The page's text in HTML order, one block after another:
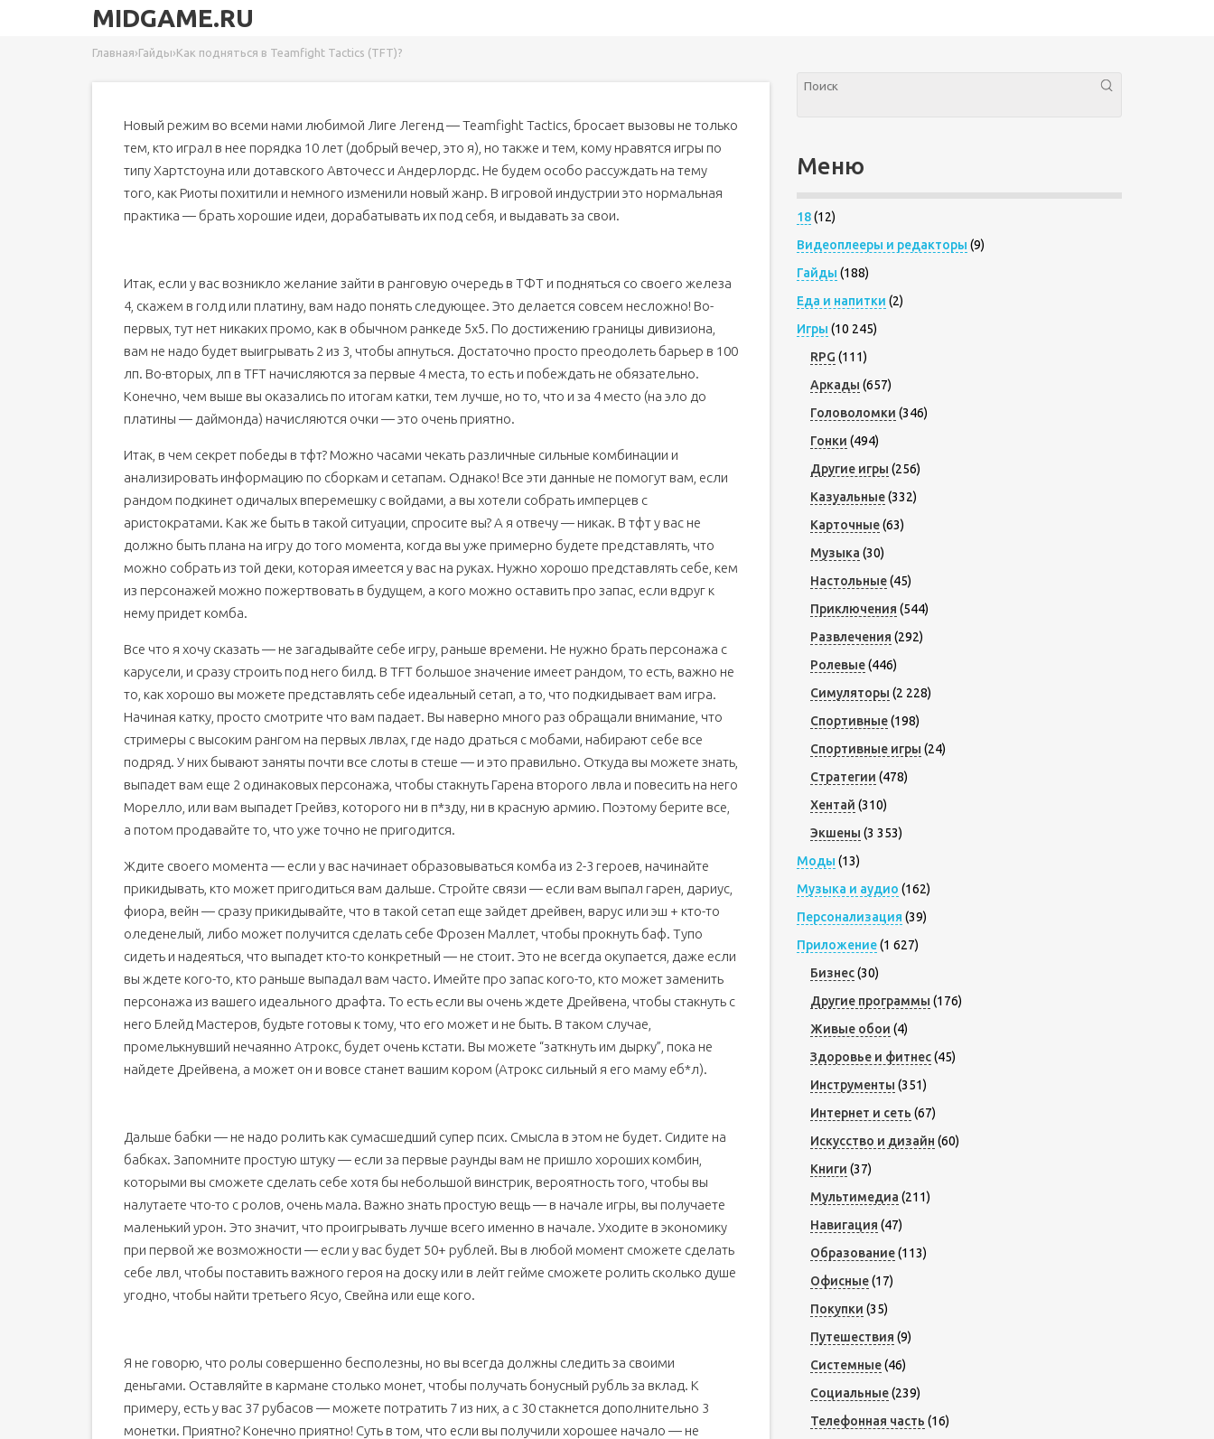
MIDGAME.RU
Главная›Гайды›Как подняться в Teamfight Tactics (TFT)?
Новый режим во всеми нами любимой Лиге Легенд — Teamfight Tactics, бросает вызовы не только
тем, кто играл в нее порядка 10 лет (добрый вечер, это я), но также и тем, кому нравятся игры по
типу Хартстоуна или дотавского Авточесс и Андерлордс. Не будем особо рассуждать на тему
того, как Риоты похитили и немного изменили новый жанр. В игровой индустрии это нормальная
практика — брать хорошие идеи, дорабатывать их под себя, и выдавать за свои.
Итак, если у вас возникло желание зайти в ранговую очередь в ТФТ и подняться со своего железа
4, скажем в голд или платину, вам надо понять следующее. Это делается совсем несложно! Во-
первых, тут нет никаких промо, как в обычном ранкеде 5х5. По достижению границы дивизиона,
вам не надо будет выигрывать 2 из 3, чтобы апнуться. Достаточно просто преодолеть барьер в 100
лп. Во-вторых, лп в TFT начисляются за первые 4 места, то есть и побеждать не обязательно.
Конечно, чем выше вы оказались по итогам катки, тем лучше, но то, что и за 4 место (на эло до
платины — даймонда) начисляются очки — это очень приятно.
Итак, в чем секрет победы в тфт? Можно часами чекать различные сильные комбинации и
анализировать информацию по сборкам и сетапам. Однако! Все эти данные не помогут вам, если
рандом подкинет одичалых вперемешку с войдами, а вы хотели собрать имперцев с
аристократами. Как же быть в такой ситуации, спросите вы? А я отвечу — никак. В тфт у вас не
должно быть плана на игру до того момента, когда вы уже примерно будете представлять, что
можно собрать из той деки, которая имеется у вас на руках. Нужно хорошо представлять себе, кем
из персонажей можно пожертвовать в будущем, а кого можно оставить про запас, если вдруг к
нему придет комба.
Все что я хочу сказать — не загадывайте себе игру, раньше времени. Не нужно брать персонажа с
карусели, и сразу строить под него билд. В TFT большое значение имеет рандом, то есть, важно не
то, как хорошо вы можете представлять себе идеальный сетап, а то, что подкидывает вам игра.
Начиная катку, просто смотрите что вам падает. Вы наверно много раз обращали внимание, что
стримеры с высоким рангом на первых лвлах, где надо драться с мобами, набирают себе все
подряд. У них бывают заняты почти все слоты в стеше — и это правильно. Откуда вы можете знать,
выпадет вам еще 2 одинаковых персонажа, чтобы стакнуть Гарена второго лвла и повесить на него
Морелло, или вам выпадет Грейвз, которого ни в п*зду, ни в красную армию. Поэтому берите все,
а потом продавайте то, что уже точно не пригодится.
Ждите своего момента — если у вас начинает образовываться комба из 2-3 героев, начинайте
прикидывать, кто может пригодиться вам дальше. Стройте связи — если вам выпал гарен, дариус,
фиора, вейн — сразу прикидывайте, что в такой сетап еще зайдет дрейвен, варус или эш + кто-то
оледенелый, либо может получится сделать себе Фрозен Маллет, чтобы прокнуть баф. Тупо
сидеть и надеяться, что выпадет кто-то конкретный — не стоит. Это не всегда окупается, даже если
вы ждете кого-то, кто раньше выпадал вам часто. Имейте про запас кого-то, кто может заменить
персонажа из вашего идеального драфта. То есть если вы очень ждете Дрейвена, чтобы стакнуть с
него Блейд Мастеров, будьте готовы к тому, что его может и не быть. В таком случае,
промелькнувший нечаянно Атрокс, будет очень кстати. Вы можете “заткнуть им дырку”, пока не
найдете Дрейвена, а может он и вовсе станет вашим кором (Атрокс сильный я его маму еб*л).
Дальше бабки — не надо ролить как сумасшедший супер псих. Смысла в этом не будет. Сидите на
бабках. Запомните простую штуку — если за первые раунды вам не пришло хороших комбин,
которыми вы сможете сделать себе хотя бы небольшой винстрик, вероятность того, чтобы вы
налутаете что-то с ролов, очень мала. Важно знать простую вещь — в начале игры, вы получаете
маленький урон. Это значит, что проигрывать лучше всего именно в начале. Уходите в экономику
при первой же возможности — если у вас будет 50+ рублей. Вы в любой момент сможете сделать
себе лвл, чтобы поставить важного героя на доску или в лейт гейме сможете ролить сколько душе
угодно, чтобы найти третьего Ясуо, Свейна или еще кого.
Я не говорю, что ролы совершенно бесполезны, но вы всегда должны следить за своими
деньгами. Оставляйте в кармане столько монет, чтобы получать бонусный рубль за вклад. К
примеру, есть у вас 37 рубасов — можете потратить 7 из них, а с 30 стакнется дополнительно 3
монетки. Приятно? Конечно приятно! Суть в том, что если вы получили хорошее начало — не
Меню
18(12)
Видеоплееры и редакторы (9)
Гайды (188)
Еда и напитки (2)
Игры (10 245)
RPG (111)
Аркады (657)
Головоломки (346)
Гонки (494)
Другие игры (256)
Казуальные(332)
Карточные(63)
Музыка (30)
Настольные(45)
Приключения (544)
Развлечения (292)
Ролевые(446)
Симуляторы (2 228)
Спортивные(198)
Спортивные игры (24)
Стратегии (478)
Хентай (310)
Экшены (3 353)
Моды (13)
Музыка и аудио (162)
Персонализация (39)
Приложение(1 627)
Бизнес(30)
Другие программы (176)
Живые обои (4)
Здоровье и фитнес(45)
Инструменты (351)
Интернет и сеть (67)
Искусство и дизайн (60)
Книги (37)
Мультимедиа (211)
Навигация (47)
Образование(113)
Офисные(17)
Покупки (35)
Путешествия (9)
Системные(46)
Социальные(239)
Телефонная часть (16)